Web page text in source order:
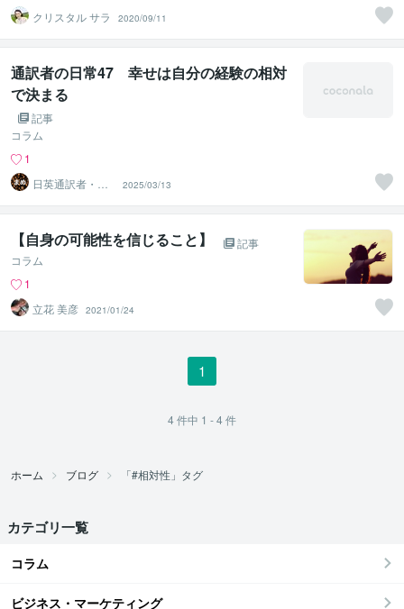
クリスタル サラ
2020/09/11
通訳者の日常47 幸せは自分の経験の相対
で決まる
記事
コラム
1
日英通訳者・ま
め 通訳式トレ
ーニング開始
2025/03/13
【自身の可能性を信じること】
記事
コラム
1
立花 美彦 2021/01/24
1
4件中 1 - 4件
ホーム ブログ 「#相対性」タグ
カテゴリ一覧
コラム
ビジネス・マーケティング